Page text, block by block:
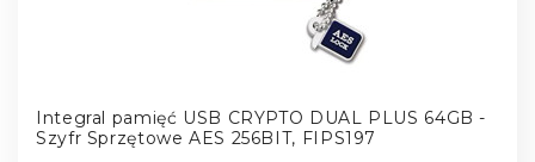
Integral pamięć USB CRYPTO DUAL PLUS 64GB -
Szyfr Sprzętowe AES 256BIT, FIPS197